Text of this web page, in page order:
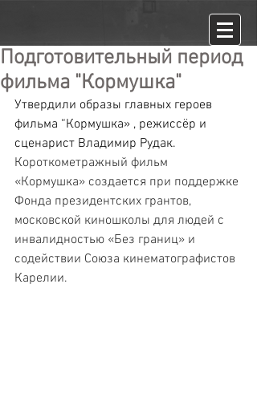
Подготовительный период
фильма "Кормушка"
Утвердили образы главных героев
фильма “Кормушка» , режиссёр и
сценарист Владимир Рудак.
Короткометражный фильм
«Кормушка» создается при поддержке
Фонда президентских грантов,
московской киношколы для людей с
инвалидностью «Без границ» и
содействии Союза кинематографистов
Карелии.